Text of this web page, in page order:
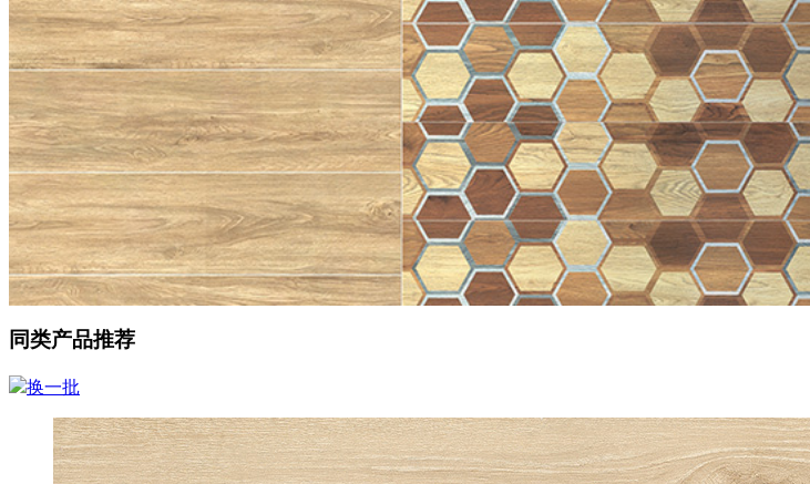
同类产品推荐
换一批